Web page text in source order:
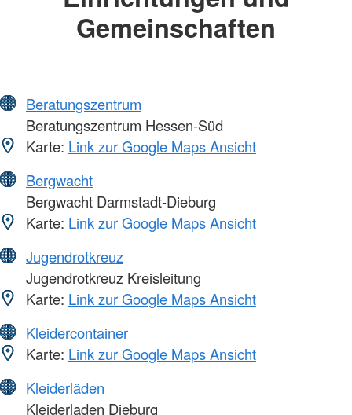
Gemeinschaften
Beratungszentrum
Beratungszentrum Hessen-Süd
Karte: Link zur Google Maps Ansicht
Bergwacht
Bergwacht Darmstadt-Dieburg
Karte: Link zur Google Maps Ansicht
Jugendrotkreuz
Jugendrotkreuz Kreisleitung
Karte: Link zur Google Maps Ansicht
Kleidercontainer
Karte: Link zur Google Maps Ansicht
Kleiderläden
Kleiderladen Dieburg